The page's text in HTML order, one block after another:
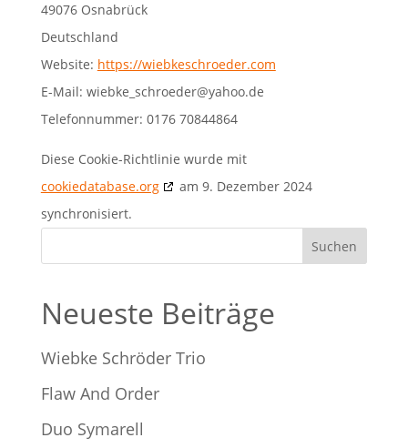
49076 Osnabrück
Deutschland
Website: https://wiebkeschroeder.com
E-Mail: wiebke_schroeder@yahoo.de
Telefonnummer: 0176 70844864
Diese Cookie-Richtlinie wurde mit
cookiedatabase.org
am 9. Dezember 2024
synchronisiert.
Suchen
Neueste Beiträge
Wiebke Schröder Trio
Flaw And Order
Duo Symarell